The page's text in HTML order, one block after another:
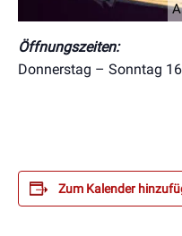
Öffnungszeiten:
Donnerstag – Sonntag
Zum Kalender